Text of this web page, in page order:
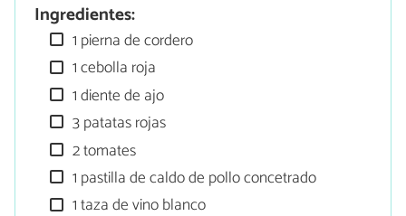
Ingredientes:
1 pierna de cordero
1 cebolla roja
1 diente de ajo
3 patatas rojas
2 tomates
1 pastilla de caldo de pollo concetrado
1 taza de vino blanco